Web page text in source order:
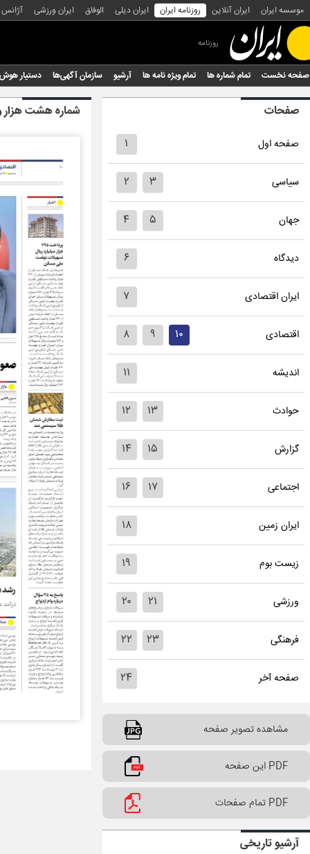
موسسه ایران ایران آنلاین روزنامه ایران ایران دیلی الوفاق ایران ورزشی
روزنامه
صفحه نخست تمام شماره ها تمام ویژه نامه ها آرشیو سازمان آگهی‌ها دستیار
صفحات
صفحه اول ۱
سیاسی ۲ ۳
جهان ۴ ۵
دیدگاه ۶
ایران اقتصادی ۷
اقتصادی ۸ ۹ ۱۰
اندیشه ۱۱
حوادث ۱۲ ۱۳
گزارش ۱۴ ۱۵
اجتماعی ۱۶ ۱۷
ایران زمین ۱۸
زیست بوم ۱۹
ورزشی ۲۰ ۲۱
فرهنگی ۲۲ ۲۳
صفحه آخر ۲۴
مشاهده تصویر صفحه
PDF این صفحه
PDF تمام صفحات
آرشیو تاریخی
شماره هشت